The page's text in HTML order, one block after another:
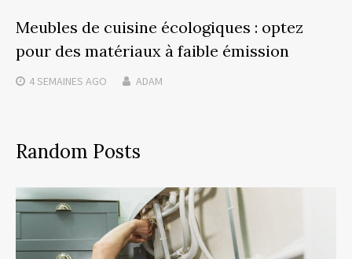
Meubles de cuisine écologiques : optez
pour des matériaux à faible émission
4 SEMAINES AGO ADAM
Random Posts